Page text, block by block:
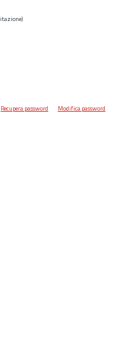
Recupera password Modifica password